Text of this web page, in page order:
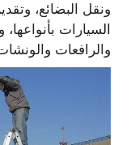
ونقل البضائع،
السيارات
والرافعات